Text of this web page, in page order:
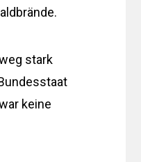
stark
keine